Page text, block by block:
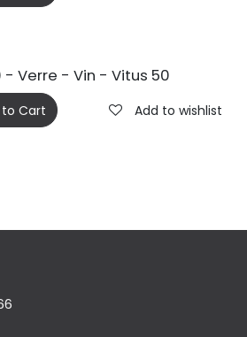
- Verre - Vin - Vitus 50
Cart Add to wishlist